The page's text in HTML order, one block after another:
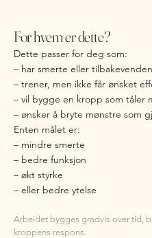
For hvem er dette?
Dette passer for deg som:
– har smerte eller
– trener, men ikke får ønsket
– vil bygge en kropp som tåler
– ønsker å bryte mønstre som
Enten målet er:
– mindre smerte
– bedre funksjon
– økt styrke
– eller bedre ytelse
Arbeidet bygges gradvis over tid,
kroppens respons.